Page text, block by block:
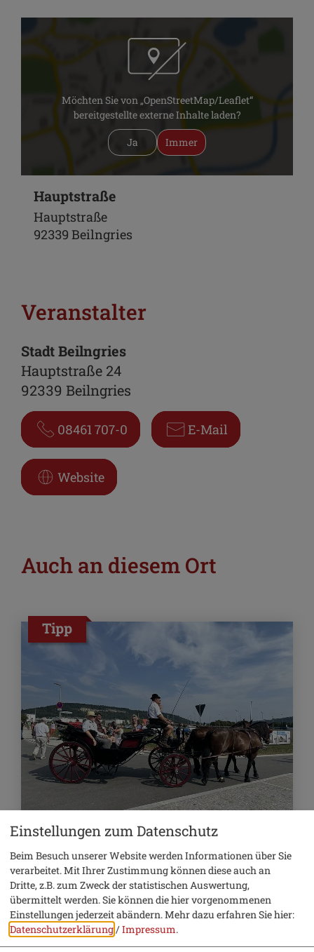
Möchten Sie von „OpenStreetMap/Leaflet“
bereitgestellte externe Inhalte laden?
Ja Immer
Hauptstraße
Hauptstraße
92339 Beilngries
Veranstalter
Stadt Beilngries
Hauptstraße 24
92339 Beilngries
08461 707-0 E-Mail
Website
Auch an diesem Ort
Tipp
6. September 2026
Historisches Fest
Traditioneller Volksfestzug
Einstellungen zum Datenschutz
Beim Besuch unserer Website werden Informationen über Sie
verarbeitet. Mit Ihrer Zustimmung können diese auch an
Dritte, z.B. zum Zweck der statistischen Auswertung,
übermittelt werden. Sie können die hier vorgenommenen
Einstellungen jederzeit abändern.Mehr dazu erfahren Sie hier:
Datenschutzerklärung/Impressum.